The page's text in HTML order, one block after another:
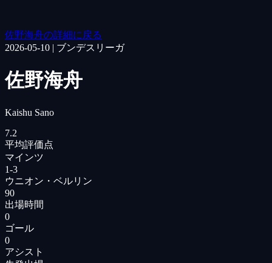
佐野海舟の詳細に戻る
2026-05-10 | ブンデスリーガ
佐野海舟
Kaishu Sano
7.2
平均評価点
マインツ
1-3
ウニオン・ベルリン
90
出場時間
0
ゴール
0
アシスト